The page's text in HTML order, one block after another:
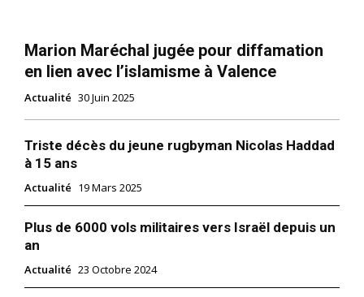
Marion Maréchal jugée pour diffamation
en lien avec l’islamisme à Valence
Actualité 30 Juin 2025
Triste décès du jeune rugbyman Nicolas Haddad
à 15 ans
Actualité 19 Mars 2025
Plus de 6000 vols militaires vers Israël depuis un
an
Actualité 23 Octobre 2024